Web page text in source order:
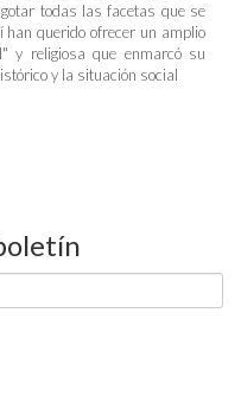
todas las facetas que se
querido ofrecer un amplio
y religiosa que enmarcó su
y la situación social